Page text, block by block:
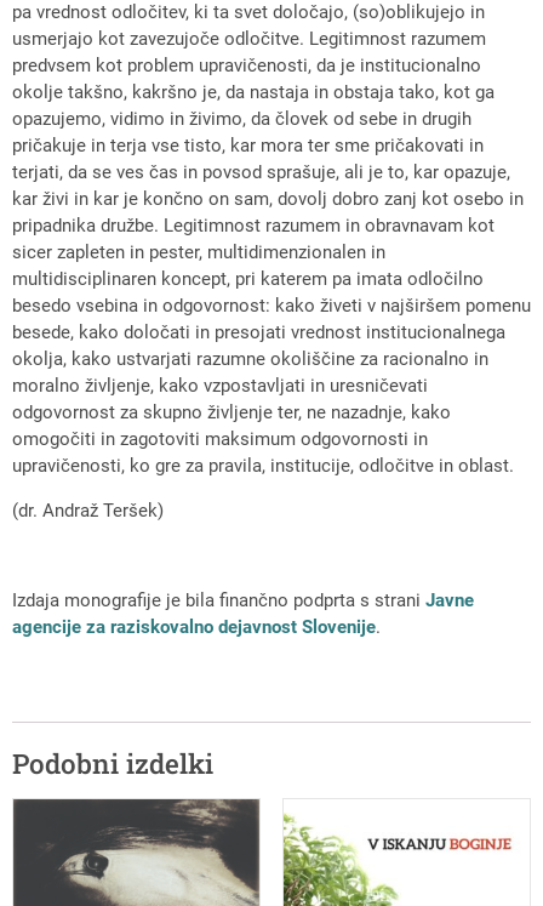
pa vrednost odločitev, ki ta svet določajo, (so)oblikujejo in
usmerjajo kot zavezujoče odločitve. Legitimnost razumem
predvsem kot problem upravičenosti, da je institucionalno
okolje takšno, kakršno je, da nastaja in obstaja tako, kot ga
opazujemo, vidimo in živimo, da človek od sebe in drugih
pričakuje in terja vse tisto, kar mora ter sme pričakovati in
terjati, da se ves čas in povsod sprašuje, ali je to, kar opazuje,
kar živi in kar je končno on sam, dovolj dobro zanj kot osebo in
pripadnika družbe. Legitimnost razumem in obravnavam kot
sicer zapleten in pester, multidimenzionalen in
multidisciplinaren koncept, pri katerem pa imata odločilno
besedo vsebina in odgovornost: kako živeti v najširšem pomenu
besede, kako določati in presojati vrednost institucionalnega
okolja, kako ustvarjati razumne okoliščine za racionalno in
moralno življenje, kako vzpostavljati in uresničevati
odgovornost za skupno življenje ter, ne nazadnje, kako
omogočiti in zagotoviti maksimum odgovornosti in
upravičenosti, ko gre za pravila, institucije, odločitve in oblast.
(dr. Andraž Teršek)
Izdaja monografije je bila finančno podprta s strani Javne
agencije za raziskovalno dejavnost Slovenije.
Podobni izdelki